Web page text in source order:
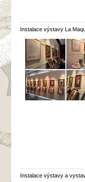
Instalace výstavy La
Instalace výstavy a